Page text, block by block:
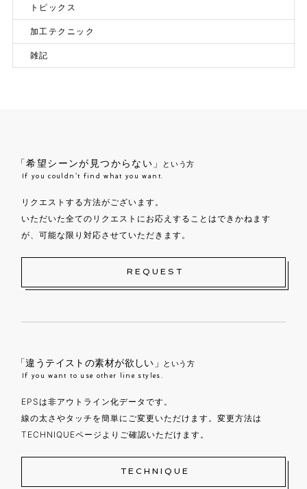
トピックス
加工テクニック
雑記
「希望シーンが見つからない」 という方
If you couldn’t find what you want.
リクエストする方法がございます。
いただいた全てのリクエストにお応えすることはできかねます
が、可能な限り対応させていただきます。
REQUEST
「違うテイストの素材が欲しい」 という方
If you want to use other line styles.
EPSは非アウトライン化データです。
線の太さやタッチを簡単にご変更いただけます。変更方法は
TECHNIQUEページよりご確認いただけます。
TECHNIQUE